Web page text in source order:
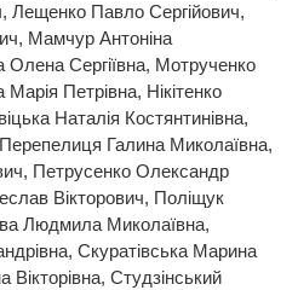
Лещенко Павло Сергійович,
Мамчур Антоніна
Сергіївна, Мотрученко
Петрівна, Нікітенко
Наталія Костянтинівна,
Галина Миколаївна,
Петрусенко Олександр
Вікторович, Поліщук
Людмила Миколаївна,
Скуратівська Марина
Вікторівна, Студзінський